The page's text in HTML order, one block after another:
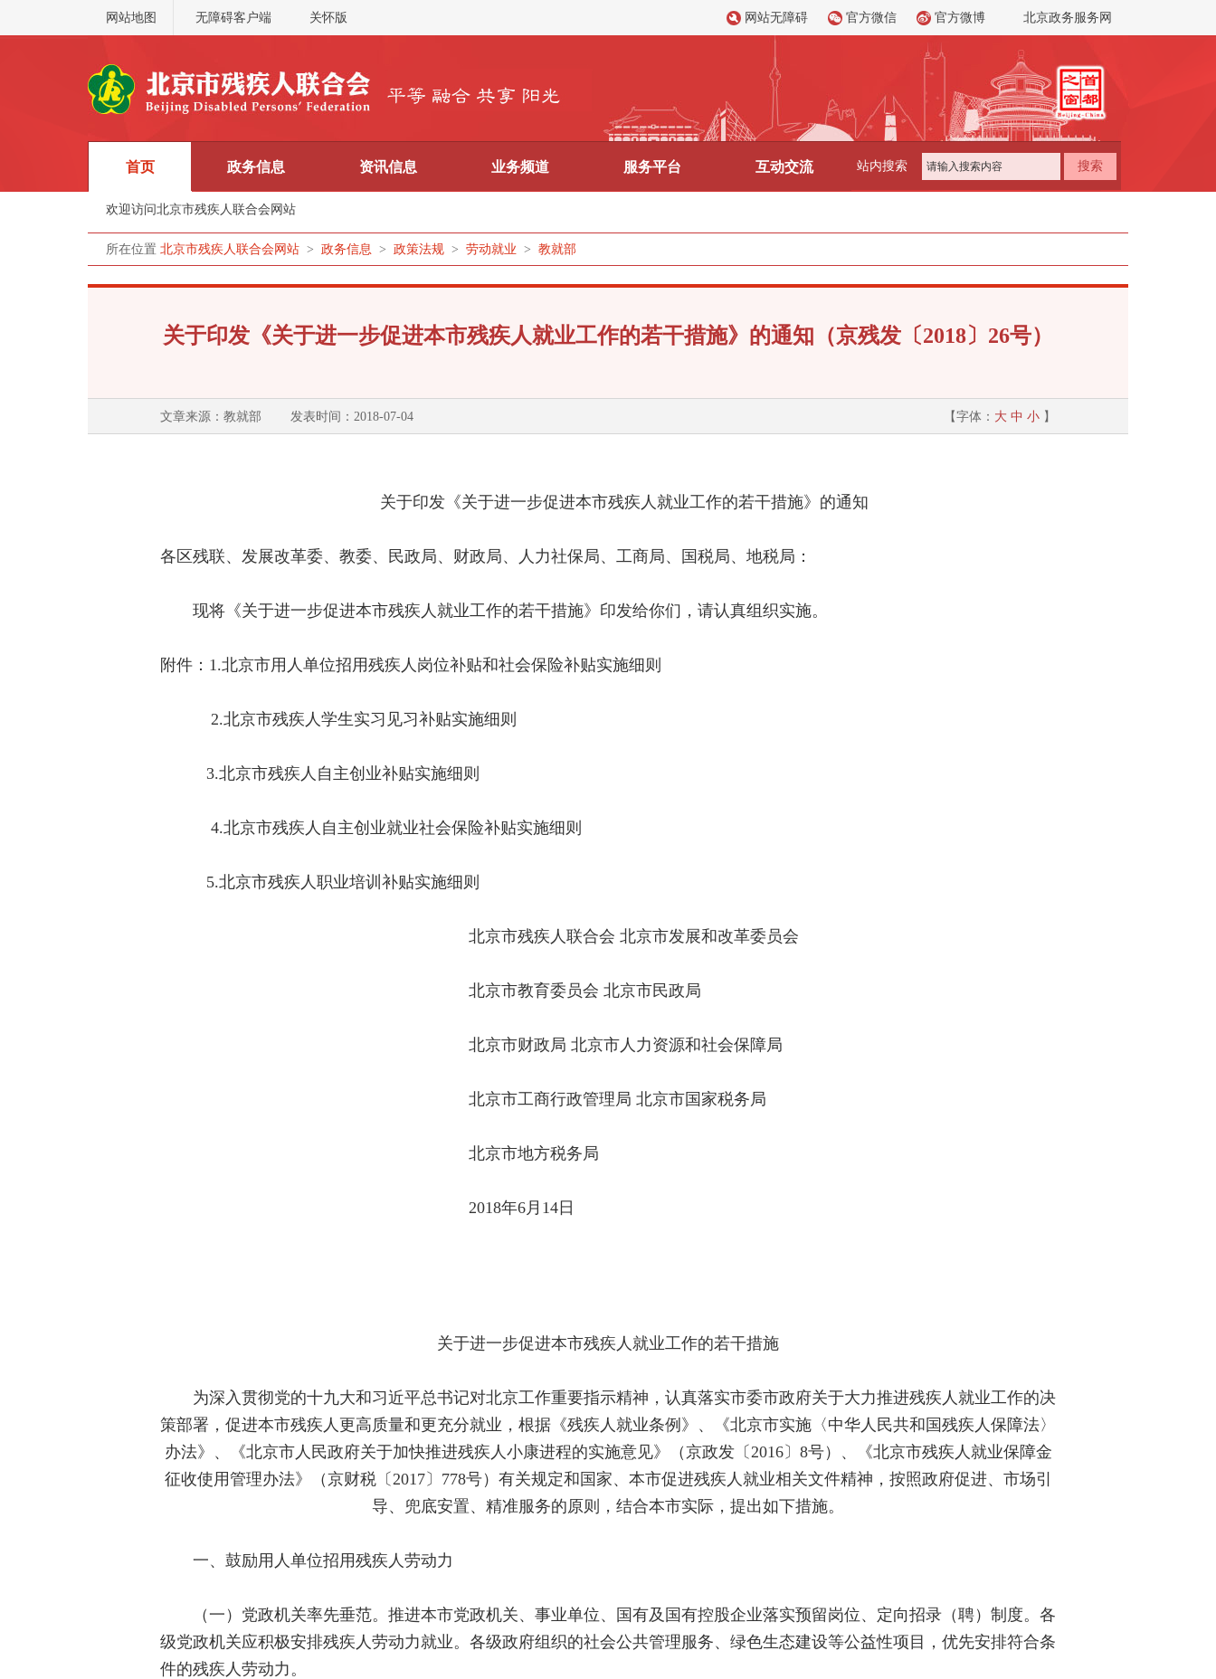
网站地图 无障碍客户端 关怀版 网站无障碍 官方微信 官方微博 北京政务服务网
首页
欢迎访问北京市残疾人联合会网站
政务信息 资讯信息 业务频道 服务平台 互动交流 站内搜索 搜索
所在位置 北京市残疾人联合会网站 > 政务信息 > 政策法规 > 劳动就业 > 教就部
关于印发《关于进一步促进本市残疾人就业工作的若干措施》的通知（京残发〔2018〕26号）
文章来源：教就部 发表时间：2018-07-04 【字体： 大 中 小 】
关于印发《关于进一步促进本市残疾人就业工作的若干措施》的通知
各区残联、发展改革委、教委、民政局、财政局、人力社保局、工商局、国税局、地税局：
现将《关于进一步促进本市残疾人就业工作的若干措施》印发给你们，请认真组织实施。
附件：1.北京市用人单位招用残疾人岗位补贴和社会保险补贴实施细则
2.北京市残疾人学生实习见习补贴实施细则
3.北京市残疾人自主创业补贴实施细则
4.北京市残疾人自主创业就业社会保险补贴实施细则
5.北京市残疾人职业培训补贴实施细则
北京市残疾人联合会 北京市发展和改革委员会
北京市教育委员会 北京市民政局
北京市财政局 北京市人力资源和社会保障局
北京市工商行政管理局 北京市国家税务局
北京市地方税务局
2018年6月14日
关于进一步促进本市残疾人就业工作的若干措施
为深入贯彻党的十九大和习近平总书记对北京工作重要指示精神，认真落实市委市政府关于大力推进残疾人就业工作的决
策部署，促进本市残疾人更高质量和更充分就业，根据《残疾人就业条例》、《北京市实施〈中华人民共和国残疾人保障法〉
办法》、《北京市人民政府关于加快推进残疾人小康进程的实施意见》（京政发〔2016〕8号）、《北京市残疾人就业保障金
征收使用管理办法》（京财税〔2017〕778号）有关规定和国家、本市促进残疾人就业相关文件精神，按照政府促进、市场引
导、兜底安置、精准服务的原则，结合本市实际，提出如下措施。
一、鼓励用人单位招用残疾人劳动力
（一）党政机关率先垂范。推进本市党政机关、事业单位、国有及国有控股企业落实预留岗位、定向招录（聘）制度。各
级党政机关应积极安排残疾人劳动力就业。各级政府组织的社会公共管理服务、绿色生态建设等公益性项目，优先安排符合条
件的残疾人劳动力。